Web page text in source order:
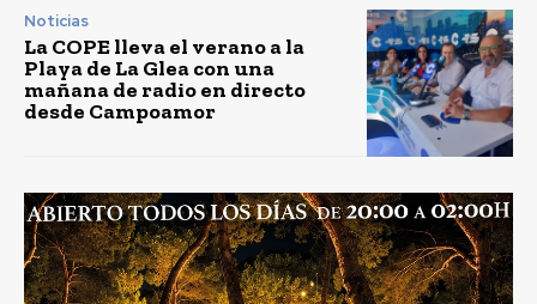
Noticias
La COPE lleva el verano a la
Playa de La Glea con una
mañana de radio en directo
desde Campoamor